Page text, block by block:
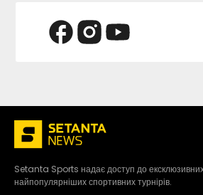
Setanta Sports надає доступ до
найпопулярніших спортивних турнірів.